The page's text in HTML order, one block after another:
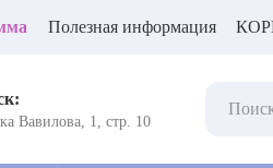
Полезная информация
Вавилова, 1, стр. 10